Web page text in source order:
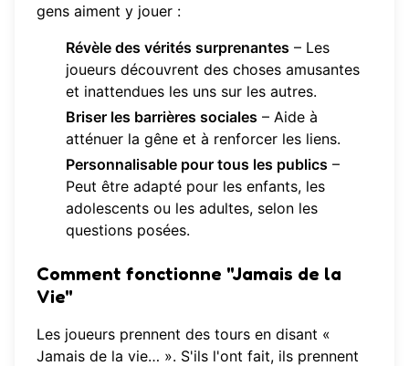
gens aiment y jouer :
Révèle des vérités surprenantes – Les
joueurs découvrent des choses amusantes
et inattendues les uns sur les autres.
Briser les barrières sociales – Aide à
atténuer la gêne et à renforcer les liens.
Personnalisable pour tous les publics –
Peut être adapté pour les enfants, les
adolescents ou les adultes, selon les
questions posées.
Comment fonctionne "Jamais de la
Vie"
Les joueurs prennent des tours en disant «
Jamais de la vie… ». S'ils l'ont fait, ils prennent